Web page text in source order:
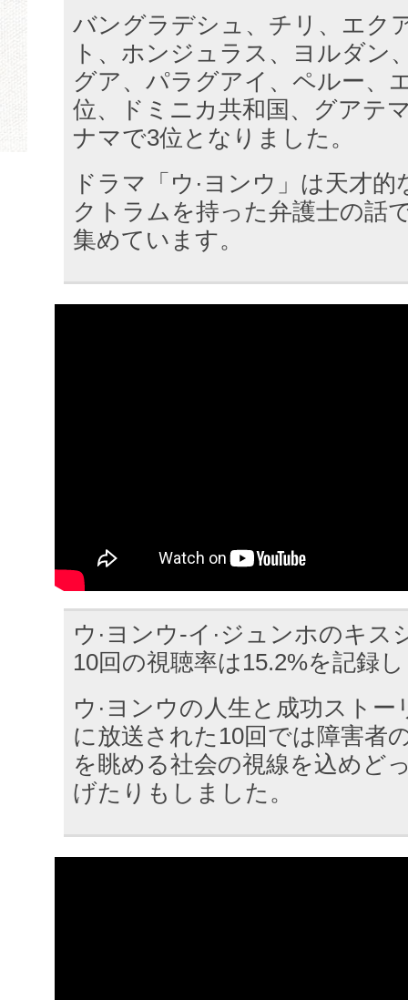
バングラデシュ、チリ、エク
ト、ホンジュラス、ヨルダン
グア、パラグアイ、ペルー、
位、ドミニカ共和国、グアテ
ナマで3位となりました。
ドラマ「ウ·ヨンウ」は天才
クトラムを持った弁護士の話
集めています。
ウ·ヨンウ-イ·ジュンホのキス
10回の視聴率は15.2%を記録
ウ·ヨンウの人生と成功ストー
に放送された10回では障害者
を眺める社会の視線を込めど
げたりもしました。